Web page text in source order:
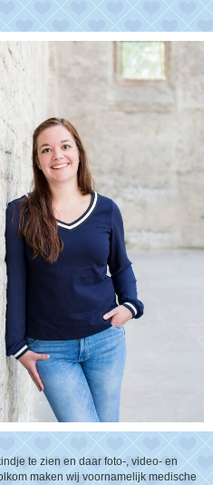
te zien en daar foto-, video- en
maken wij voornamelijk medische